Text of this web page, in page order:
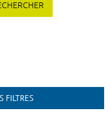
FILTRES